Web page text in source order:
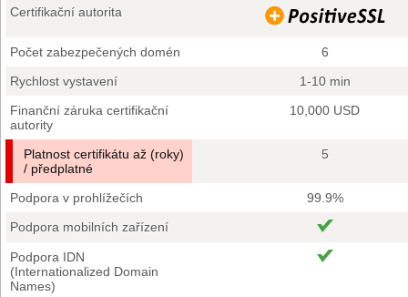
Certifikační autorita
Počet zabezpečených domén
6
Rychlost vystavení
1-10 min
Finanční záruka certifikační
autority
10,000 USD
Platnost certifikátu až (roky)
/ předplatné
5
Podpora v prohlížečích
99.9%
Podpora mobilních zařízení
Podpora IDN
(Internationalized Domain
Names)